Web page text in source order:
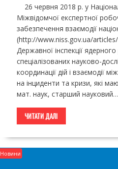
26 червня 2018 р. у
Міжвідомчої експертної
забезпечення взаємодії
(http://www.niss.gov.ua/
Державної інспекції
спеціалізованих науково-
координації дій і взаємодії
на інциденти та кризи, які
мат. наук, старший науковий…
ЧИТАТИ ДАЛІ
Новини